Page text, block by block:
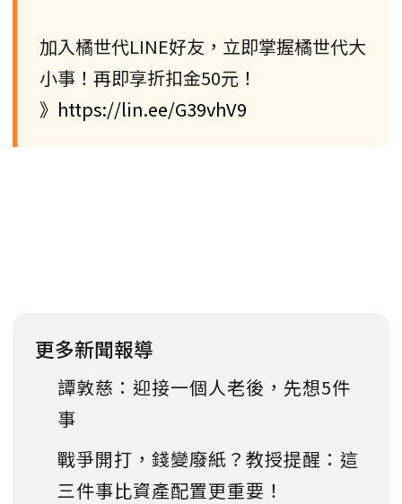
加入橘世代LINE好友，立即掌握橘世代大
小事！再即享折扣金50元！
》https://lin.ee/G39vhV9
更多新聞報導
譚敦慈：迎接一個人老後，先想5件
事
戰爭開打，錢變廢紙？教授提醒：這
三件事比資產配置更重要！